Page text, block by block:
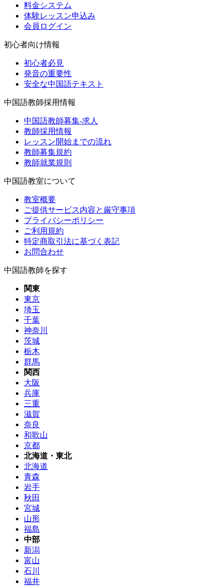
料金システム
体験レッスン申込み
会員ログイン
初心者向け情報
初心者必見
発音の重要性
安全な中国語テキスト
中国語教師採用情報
中国語教師募集-求人
教師採用情報
レッスン開始までの流れ
教師募集規約
教師就業規則
中国語教室について
教室概要
ご提供サービス内容と厳守事項
プライバシーポリシー
ご利用規約
特定商取引法に基づく表記
お問合わせ
中国語教師を探す
関東
東京
埼玉
千葉
神奈川
茨城
栃木
群馬
関西
大阪
兵庫
三重
滋賀
奈良
和歌山
京都
北海道・東北
北海道
青森
岩手
秋田
宮城
山形
福島
中部
新潟
富山
石川
福井